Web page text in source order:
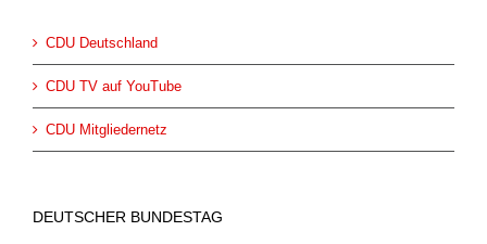
CDU Deutschland
CDU TV auf YouTube
CDU Mitgliedernetz
DEUTSCHER BUNDESTAG